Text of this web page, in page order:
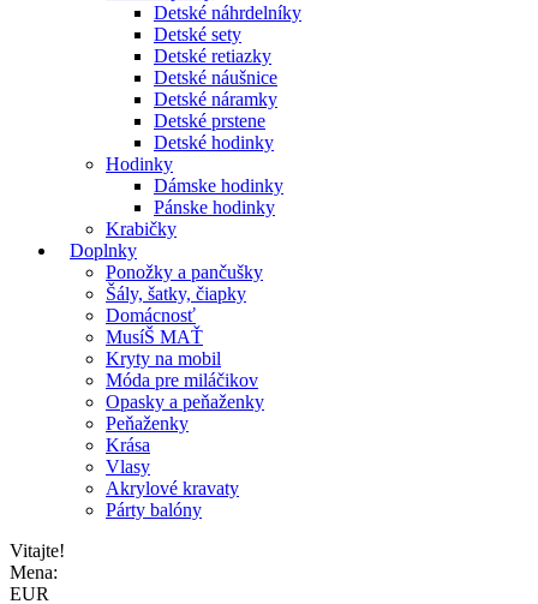
Detské náhrdelníky
Detské sety
Detské retiazky
Detské náušnice
Detské náramky
Detské prstene
Detské hodinky
Hodinky
Dámske hodinky
Pánske hodinky
Krabičky
Doplnky
Ponožky a pančušky
Šály, šatky, čiapky
Domácnosť
MusíŠ MAŤ
Kryty na mobil
Móda pre miláčikov
Opasky a peňaženky
Peňaženky
Krása
Vlasy
Akrylové kravaty
Párty balóny
Vitajte!
Mena:
EUR